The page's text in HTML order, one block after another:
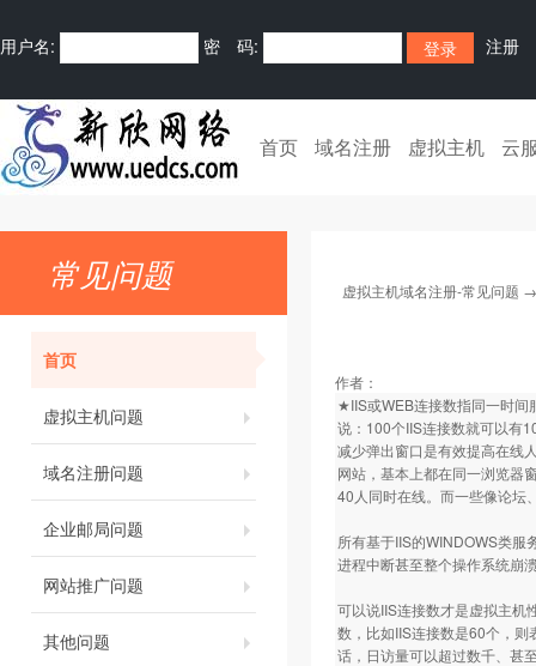
用户名: 密 码: 注册
首页 域名注册 虚拟主机 云
常见问题
首页
虚拟主机问题
域名注册问题
企业邮局问题
网站推广问题
其他问题
虚拟主机域名注册-常见问题
作者：
★IIS或WEB连接数指同一时间
说：100个IIS连接数就可以有
减少弹出窗口是有效提高在线
网站，基本上都在同一浏览器
40人同时在线。而一些像论坛
所有基于IIS的WINDOWS类服
进程中断甚至整个操作系统崩
可以说IIS连接数才是虚拟主机
数，比如IIS连接数是60个，
话，日访量可以超过数千、甚